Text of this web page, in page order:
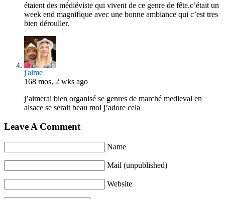
étaient des médiéviste qui vivent de ce genre de fête.c’était un
week end magnifique avec une bonne ambiance qui c’est tres
bien dérouller.
j'aime
168 mos, 2 wks ago
j’aimerai bien organisé se genres de marché medieval en
alsace se serait beau moi j’adore cela
Leave A Comment
Name
Mail (unpublished)
Website